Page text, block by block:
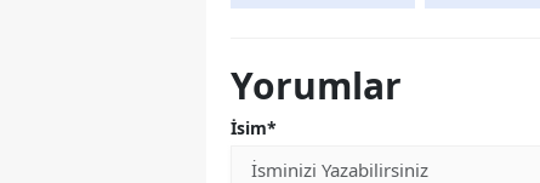
Yorumlar
İsim*